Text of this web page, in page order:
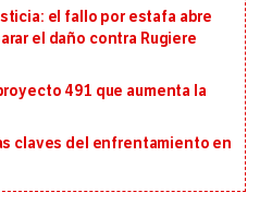
el fallo por estafa abre
el daño contra Rugiere
491 que aumenta la
claves del enfrentamiento en